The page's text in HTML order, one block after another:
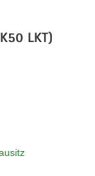
LKT)